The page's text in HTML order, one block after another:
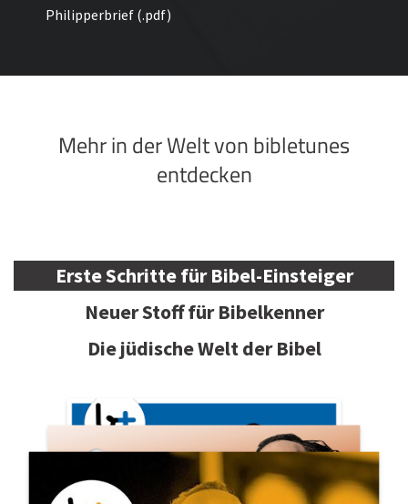
Philipperbrief (.pdf)
Mehr in der Welt von bibletunes
entdecken
Erste Schritte für Bibel-Einsteiger
Neuer Stoff für Bibelkenner
Die jüdische Welt der Bibel